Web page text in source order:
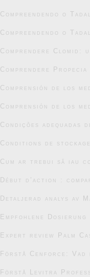
Compreendendo o
Compreendendo o
Comprendere Clomid:
Comprendere
Comprensión de los
Comprensión de los
Condições adequadas
Conditions de
Cum ar trebui să iau
Début d’action :
Detaljerad analys av
Empfohlene
Expert review Palm
Förstå Cenforce:
Förstå Levitra